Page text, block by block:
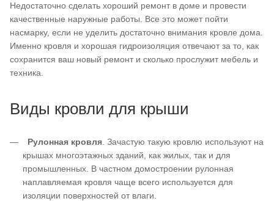
Недостаточно сделать хороший ремонт в доме и провести
качественные наружные работы. Все это может пойти
насмарку, если не уделить достаточно внимания кровле дома.
Именно кровля и хорошая гидроизоляция отвечают за то, как
сохранится ваш новый ремонт и сколько прослужит мебель и
техника.
Виды кровли для крыши
Рулонная кровля . Зачастую такую кровлю используют на
крышах многоэтажных зданий, как жилых, так и для
промышленных. В частном домостроении рулонная
наплавляемая кровля чаще всего используется для
изоляции поверхностей от влаги.